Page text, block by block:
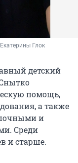
Глок
детский
помощь,
а также
и
Среди
и старше.